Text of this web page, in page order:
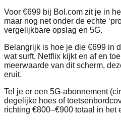
Voor €699 bij Bol.com zit je in
maar nog net onder de echte
vergelijkbare opslag en 5G.
Belangrijk is hoe je die €699 in
wat surft, Netflix kijkt en af en
meerwaarde van dit scherm,
eruit.
Tel je er een 5G‑abonnement
degelijke hoes of
richting €800–€900 totaal in het